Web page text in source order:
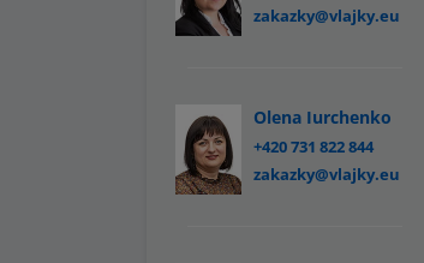
zakazky@vlajky.eu
Olena Iurchenko
+420 731 822 844
zakazky@vlajky.eu